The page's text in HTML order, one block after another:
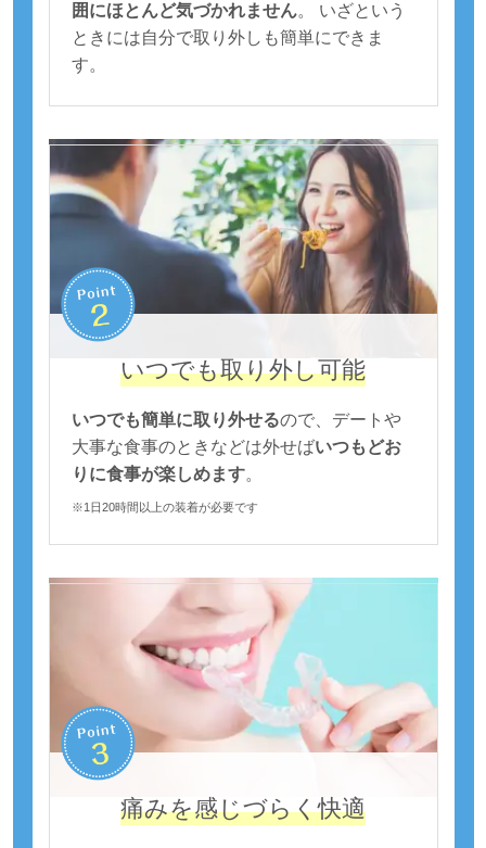
囲にほとんど気づかれません。 いざという
ときには自分で取り外しも簡単にできま
す。
いつでも取り外し可能
いつでも簡単に取り外せるので、デートや
大事な食事のときなどは外せばいつもどお
りに食事が楽しめます。
※1日20時間以上の装着が必要です
痛みを感じづらく快適